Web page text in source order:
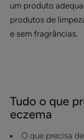
um produto
produtos de
e sem fragrâncias.
Tudo o que
eczema
O que precisa